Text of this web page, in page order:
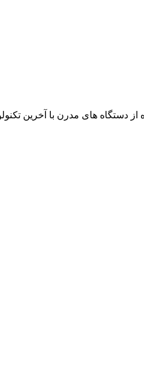
شرکت با استفاده از دستگاه های مدرن با